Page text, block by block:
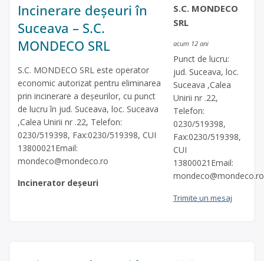
Incinerare deșeuri în
Suceava – S.C.
MONDECO SRL
S.C. MONDECO SRL este operator
economic autorizat pentru eliminarea
prin incinerare a deşeurilor, cu punct
de lucru în jud. Suceava, loc. Suceava
,Calea Unirii nr .22, Telefon:
0230/519398, Fax:0230/519398, CUI
13800021Email:
mondeco@mondeco.ro
Incinerator deșeuri
S.C. MONDECO
SRL
acum 12 ani
Punct de lucru:
jud. Suceava, loc.
Suceava ,Calea
Unirii nr .22,
Telefon:
0230/519398,
Fax:0230/519398,
CUI
13800021Email:
mondeco@mondeco.ro
Trimite un mesaj